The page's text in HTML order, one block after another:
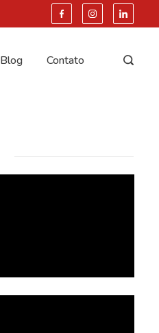
Blog Contato